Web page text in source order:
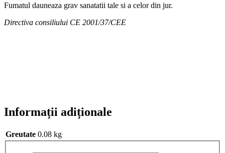
Fumatul dauneaza grav sanatatii tale si a celor din jur.
Directiva consiliului CE 2001/37/CEE
Informații adiționale
Greutate 0.08 kg